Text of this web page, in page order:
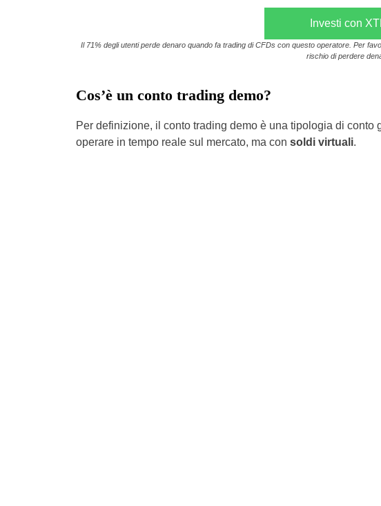
Investi con
Il 71% degli utenti perde denaro quando fa trading di CFDs con questo operatore. Per
rischio di perdere
Cos’è un conto trading demo?
Per definizione, il conto trading demo è una tipologia di conto
operare in tempo reale sul mercato, ma con soldi virtuali.